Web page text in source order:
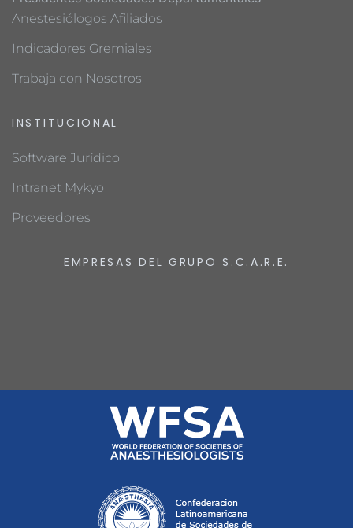
Anestesiólogos Afiliados
Indicadores Gremiales
Trabaja con Nosotros
INSTITUCIONAL
Software Jurídico
Intranet Mykyo
Proveedores
EMPRESAS DEL GRUPO S.C.A.R.E.